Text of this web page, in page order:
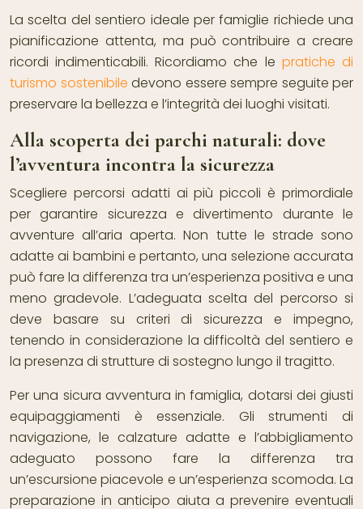
La scelta del sentiero ideale per famiglie richiede una
pianificazione attenta, ma può contribuire a creare
ricordi indimenticabili. Ricordiamo che le pratiche di
turismo sostenibile devono essere sempre seguite per
preservare la bellezza e l’integrità dei luoghi visitati.
Alla scoperta dei parchi naturali: dove
l’avventura incontra la sicurezza
Scegliere percorsi adatti ai più piccoli è primordiale
per garantire sicurezza e divertimento durante le
avventure all’aria aperta. Non tutte le strade sono
adatte ai bambini e pertanto, una selezione accurata
può fare la differenza tra un’esperienza positiva e una
meno gradevole. L’adeguata scelta del percorso si
deve basare su criteri di sicurezza e impegno,
tenendo in considerazione la difficoltà del sentiero e
la presenza di strutture di sostegno lungo il tragitto.
Per una sicura avventura in famiglia, dotarsi dei giusti
equipaggiamenti è essenziale. Gli strumenti di
navigazione, le calzature adatte e l’abbigliamento
adeguato possono fare la differenza tra
un’escursione piacevole e un’esperienza scomoda. La
preparazione in anticipo aiuta a prevenire eventuali